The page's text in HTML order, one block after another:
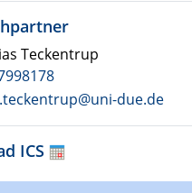
Teckentrup
due.de
ICS